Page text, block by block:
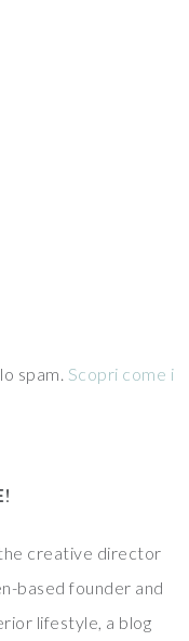
spam. Scopri come i
creative director
based founder and
lifestyle, a blog